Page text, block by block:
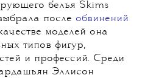
белья Skims
после обвинений
моделей она
типов фигур,
и профессий. Среди
Эллисон